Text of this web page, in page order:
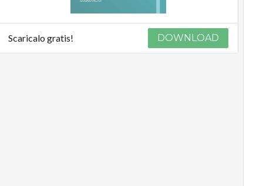
Scaricalo gratis! DOWNLOAD